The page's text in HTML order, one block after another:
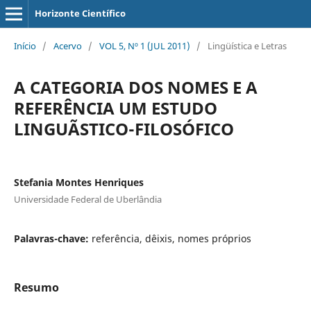
Horizonte Científico
Início / Acervo / VOL 5, Nº 1 (JUL 2011) / Lingüística e Letras
A CATEGORIA DOS NOMES E A
REFERÊNCIA UM ESTUDO
LINGUÃSTICO-FILOSÓFICO
Stefania Montes Henriques
Universidade Federal de Uberlândia
Palavras-chave: referência, dêixis, nomes próprios
Resumo